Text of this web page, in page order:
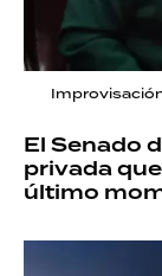
El Senado
privada
último